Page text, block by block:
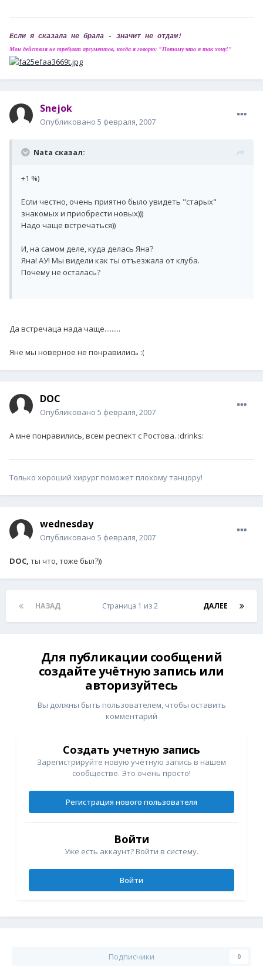
Если я сказала не брала - значит не отдам!
Мои действия не требуют аргументов, когда я говорю: "Потому что я так хочу!"
Snejok
Опубликовано 5 февраля, 2007
Nata сказал:
+1 %)
Если честно, очень приятно было увидеть "старых"
знакомых и приобрести новых)))
Надо чаще встречаться))
И, на самом деле, куда делась Яна?
Яна! АУ! Мы видели как ты отъезжала от клуба.
Почему не осталась?
Да встречаца нада чаще.........
Яне мы новерное не понравились :(
DOC
Опубликовано 5 февраля, 2007
А мне понравились, всем респект с Ростова. :drinks:
Только хороший хирург поможет плохому танцору!
wednesday
Опубликовано 5 февраля, 2007
DOC, ты что, тоже был?))
НАЗАД ДАЛЕЕ
Страница 1 из 2
Для публикации сообщений
создайте учётную запись или
авторизуйтесь
Вы должны быть пользователем, чтобы оставить
комментарий
Создать учетную запись
Зарегистрируйте новую учётную запись в нашем
сообществе. Это очень просто!
Регистрация нового пользователя
Войти
Уже есть аккаунт? Войти в систему.
Войти
Подписчики 0